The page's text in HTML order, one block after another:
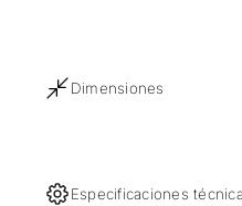
Dimensiones
Especificaciones